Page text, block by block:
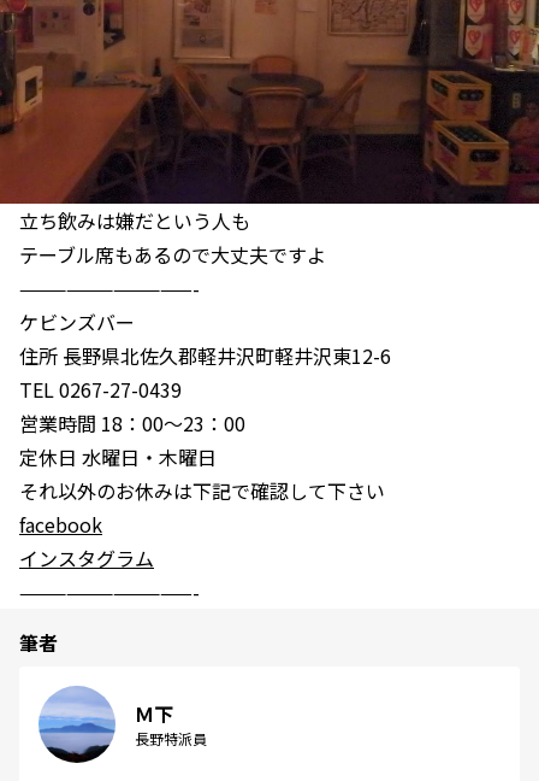
立ち飲みは嫌だという人も
テーブル席もあるので大丈夫ですよ
———————————-
ケビンズバー
住所 長野県北佐久郡軽井沢町軽井沢東12-6
TEL 0267-27-0439
営業時間 18：00～23：00
定休日 水曜日・木曜日
それ以外のお休みは下記で確認して下さい
facebook
インスタグラム
———————————-
筆者
Ｍ下
長野特派員